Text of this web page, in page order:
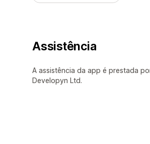
Assistência
A assistência da app é prestada
Developyn Ltd.